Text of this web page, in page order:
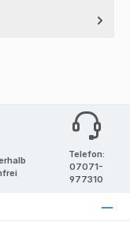
Telefon:
07071-
977310